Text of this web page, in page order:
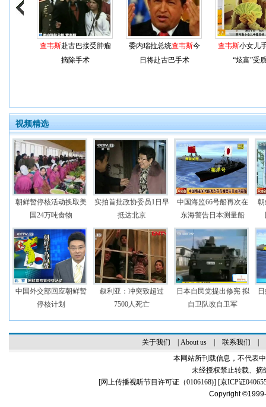
查韦斯赴古巴接受肿瘤
摘除手术
委内瑞拉总统查韦斯今
日将赴古巴手术
查韦斯小女儿
“炫富”受
视频精选
朝鲜暂停核活动换取美
国24万吨食物
实拍首批政协委员1日早
抵达北京
中国海监66号船再次在
东海警告日本测量船
中国外交部回应朝鲜暂
停核计划
叙利亚：冲突致超过
7500人死亡
日本自民党提出修宪 拟
自卫队改自卫军
关于我们 About us| 联系我们
本网站所刊载信息，不代表
未经授权禁止转载、摘
[网上传播视听节目许可证（0106168)] [京ICP证
Copyright